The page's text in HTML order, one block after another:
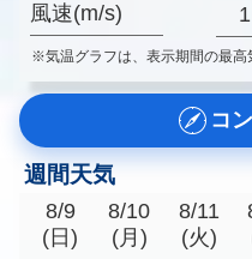
風速(m/s) 1
※気温グラフは、表示期間の最高
コ
週間天気
8/9
(日)
8/10
(月)
8/11
(火)